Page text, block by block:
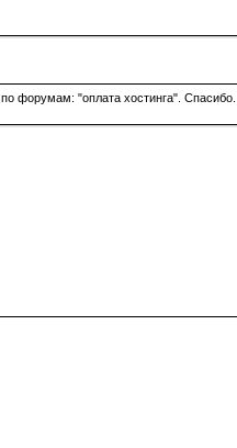
форумам: "оплата хостинга".